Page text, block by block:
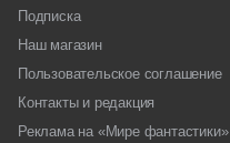
Подписка
Наш магазин
Пользовательское соглашение
Контакты и редакция
Реклама на «Мире фантастики»